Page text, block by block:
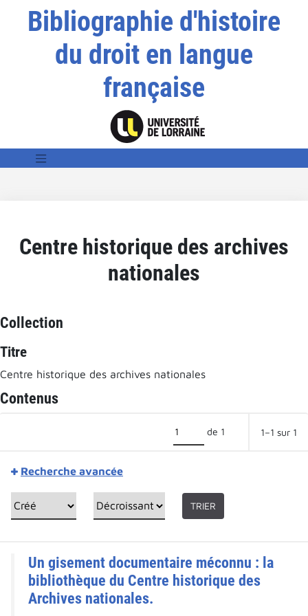
Bibliographie d'histoire
du droit en langue
française
Centre historique des archives
nationales
Collection
Titre
Centre historique des archives nationales
Contenus
de 1 1–1 sur 1
Recherche avancée
TRIER
Un gisement documentaire méconnu : la
bibliothèque du Centre historique des
Archives nationales.